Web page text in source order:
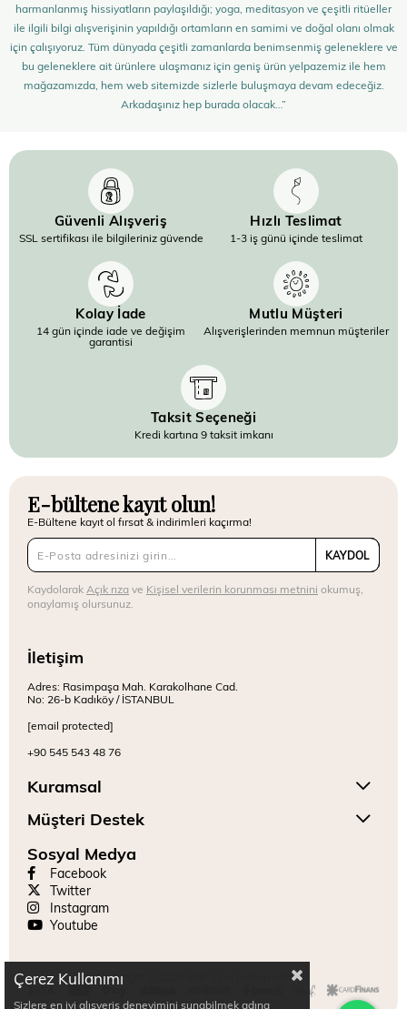
harmanlanmış hissiyatların paylaşıldığı; yoga, meditasyon ve çeşitli ritüeller
ile ilgili bilgi alışverişinin yapıldığı ortamların en samimi ve doğal olanı olmak
için çalışıyoruz. Tüm dünyada çeşitli zamanlarda benimsenmiş geleneklere ve
bu geleneklere ait ürünlere ulaşmanız için geniş ürün yelpazemiz ile hem
mağazamızda, hem web sitemizde sizlerle buluşmaya devam edeceğiz.
Arkadaşınız hep burada olacak…”
Güvenli Alışveriş
SSL sertifikası ile bilgileriniz güvende
Hızlı Teslimat
1-3 iş günü içinde teslimat
Kolay İade
14 gün içinde iade ve değişim
garantisi
Mutlu Müşteri
Alışverişlerinden memnun müşteriler
Taksit Seçeneği
Kredi kartına 9 taksit imkanı
E-bültene kayıt olun!
E-Bültene kayıt ol fırsat & indirimleri kaçırma!
KAYDOL
KaydolarakAçık rızave Kişisel verilerin korunması metnini okumuş,
onaylamış olursunuz.
İletişim
Adres: Rasimpaşa Mah. Karakolhane Cad.
No: 26-b Kadıköy / İSTANBUL
[email protected]
+90 545 543 48 76
Kuramsal
Müşteri Destek
Sosyal Medya
Facebook
Twitter
Instagram
Youtube
Copyright © 2024 Mitr. Tüm hakları saklıdır.
Çerez Kullanımı
Sizlere en iyi alışveriş deneyimini sunabilmek adına